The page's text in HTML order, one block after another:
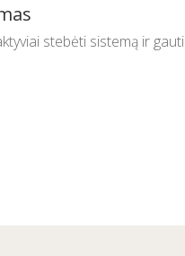
stebėti sistemą ir gauti